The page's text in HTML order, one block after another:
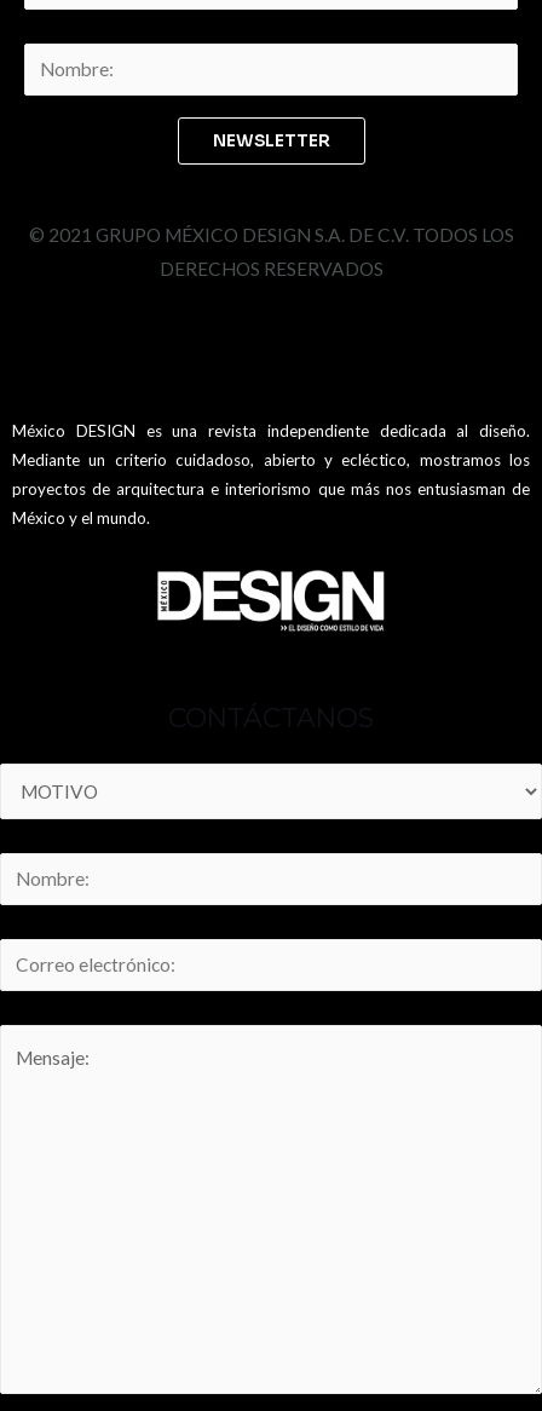
© 2021 GRUPO MÉXICO DESIGN S.A. DE C.V. TODOS LOS
DERECHOS RESERVADOS
México DESIGN es una revista independiente dedicada al diseño.
Mediante un criterio cuidadoso, abierto y ecléctico, mostramos los
proyectos de arquitectura e interiorismo que más nos entusiasman de
México y el mundo.
CONTÁCTANOS